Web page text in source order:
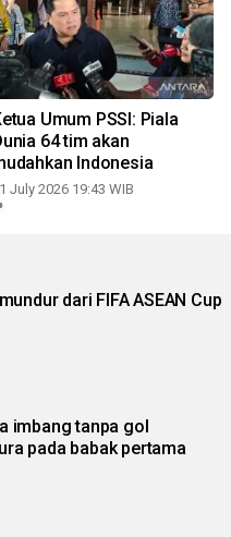
Umum PSSI: Piala
64 tim akan
Indonesia
July 2026 19:43 WIB
dari FIFA ASEAN Cup
imbang tanpa gol
pada babak pertama